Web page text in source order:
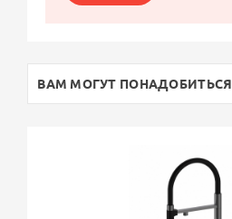
ВАМ МОГУТ ПОНАДОБИТЬСЯ